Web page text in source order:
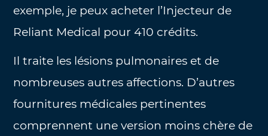
exemple, je peux acheter l’Injecteur de
Reliant Medical pour 410 crédits.
Il traite les lésions pulmonaires et de
nombreuses autres affections. D’autres
fournitures médicales pertinentes
comprennent une version moins chère de